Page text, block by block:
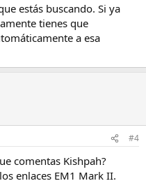
estás buscando. Si ya
tienes que
a esa
#4
comentas Kishpah?
enlaces EM1 Mark II.